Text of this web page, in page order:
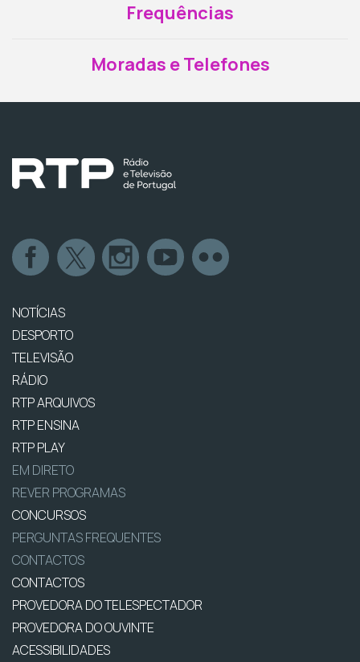
Frequências
Moradas e Telefones
NOTÍCIAS
DESPORTO
TELEVISÃO
RÁDIO
RTP ARQUIVOS
RTP ENSINA
RTP PLAY
EM DIRETO
REVER PROGRAMAS
CONCURSOS
PERGUNTAS FREQUENTES
CONTACTOS
CONTACTOS
PROVEDORA DO TELESPECTADOR
PROVEDORA DO OUVINTE
ACESSIBILIDADES